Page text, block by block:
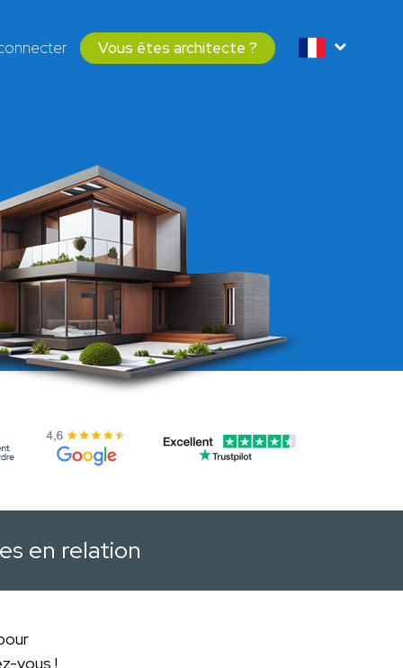
Vous êtes architecte ?
en relation
vous !